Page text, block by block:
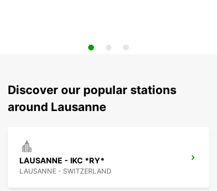
Discover our popular stations
around Lausanne
LAUSANNE - IKC *RY*
LAUSANNE - SWITZERLAND